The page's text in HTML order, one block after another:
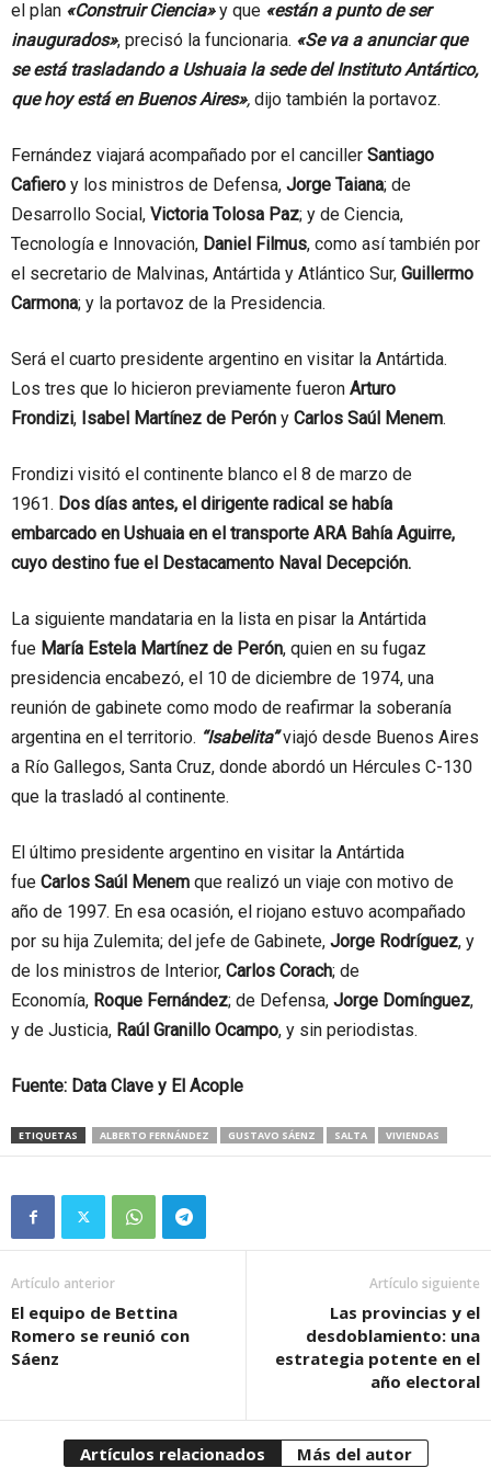
el plan «Construir Ciencia»y que «están a punto de ser
inaugurados», precisó la funcionaria. «Se va a anunciar que
se está trasladando a Ushuaia la sede del Instituto Antártico,
que hoy está en Buenos Aires», dijo también la portavoz.
Fernández viajará acompañado por el canciller Santiago
Cafiero y los ministros de Defensa, Jorge Taiana; de
Desarrollo Social, Victoria Tolosa Paz; y de Ciencia,
Tecnología e Innovación, Daniel Filmus, como así también por
el secretario de Malvinas, Antártida y Atlántico Sur, Guillermo
Carmona; y la portavoz de la Presidencia.
Será el cuarto presidente argentino en visitar la Antártida.
Los tres que lo hicieron previamente fueron Arturo
Frondizi, Isabel Martínez de Perón y Carlos Saúl Menem.
Frondizi visitó el continente blanco el 8 de marzo de
1961. Dos días antes, el dirigente radical se había
embarcado en Ushuaia en el transporte ARA Bahía Aguirre,
cuyo destino fue el Destacamento Naval Decepción.
La siguiente mandataria en la lista en pisar la Antártida
fue María Estela Martínez de Perón, quien en su fugaz
presidencia encabezó, el 10 de diciembre de 1974, una
reunión de gabinete como modo de reafirmar la soberanía
argentina en el territorio. “Isabelita”viajó desde Buenos Aires
a Río Gallegos, Santa Cruz, donde abordó un Hércules C-130
que la trasladó al continente.
El último presidente argentino en visitar la Antártida
fue Carlos Saúl Menem que realizó un viaje con motivo de
año de 1997. En esa ocasión, el riojano estuvo acompañado
por su hija Zulemita; del jefe de Gabinete, Jorge Rodríguez, y
de los ministros de Interior, Carlos Corach; de
Economía, Roque Fernández; de Defensa, Jorge Domínguez,
y de Justicia, Raúl Granillo Ocampo, y sin periodistas.
Fuente: Data Clave y El Acople
ETIQUETAS ALBERTO FERNÁNDEZ GUSTAVO SÁENZ SALTA VIVIENDAS
Artículo anterior
El equipo de Bettina
Romero se reunió con
Sáenz
Artículo siguiente
Las provincias y el
desdoblamiento: una
estrategia potente en el
año electoral
Artículos relacionados Más del autor